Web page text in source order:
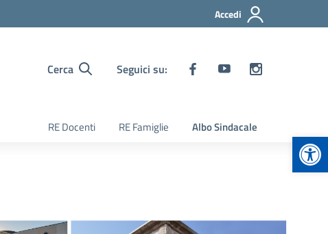
Accedi
Cerca Seguici su:
RE Docenti RE Famiglie Albo Sindacale